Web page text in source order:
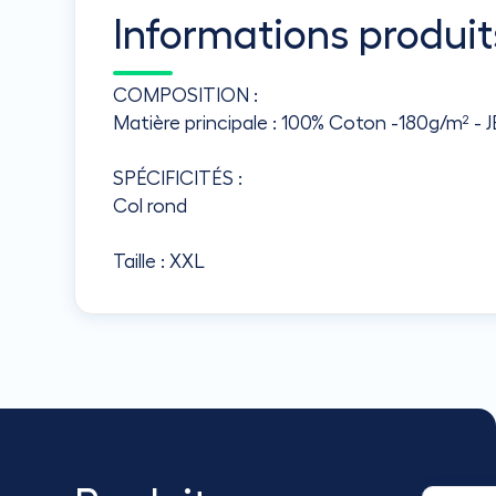
Informations
COMPOSITION :
Matière principale : 100% Coton -180g/m² -
SPÉCIFICITÉS :
Col rond
Taille : XXL